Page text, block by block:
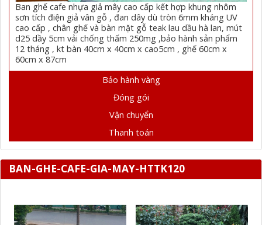
Ban ghế cafe nhựa giả mây cao cấp kết hợp khung nhôm
sơn tích điện giả vân gỗ , đan dây dù tròn 6mm kháng UV
cao cấp , chân ghế và bàn mặt gỗ teak lau dầu hà lan, mút
d25 dầy 5cm vải chống thấm 250mg ,bảo hành sản phẩm
12 tháng , kt bàn 40cm x 40cm x cao5cm , ghế 60cm x
60cm x 87cm
Bảo hành vàng
Đóng gói
Vận chuyển
Thanh toán
BAN-GHE-CAFE-GIA-MAY-HTTK120